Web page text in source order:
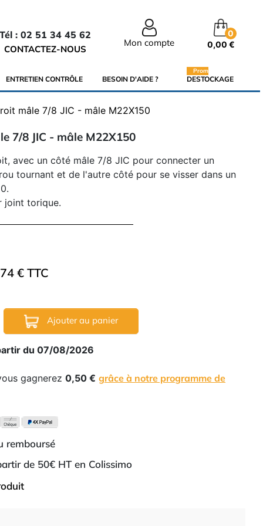
Tél : 02 51 34 45 62
CONTACTEZ-NOUS
Mon compte
0
0,00 €
ENTRETIEN CONTRÔLE BESOIN D'AIDE ? DESTOCKAGE
Promo
mâle 7/8 JIC - mâle M22X150
7/8 JIC - mâle M22X150
avec un côté mâle 7/8 JIC pour connecter un
tournant et de l'autre côté pour se visser dans un
joint torique.
€ TTC
Ajouter au panier
du 07/08/2026
gagnerez 0,50 € grâce à notre programme de
remboursé
de 50€ HT en Colissimo